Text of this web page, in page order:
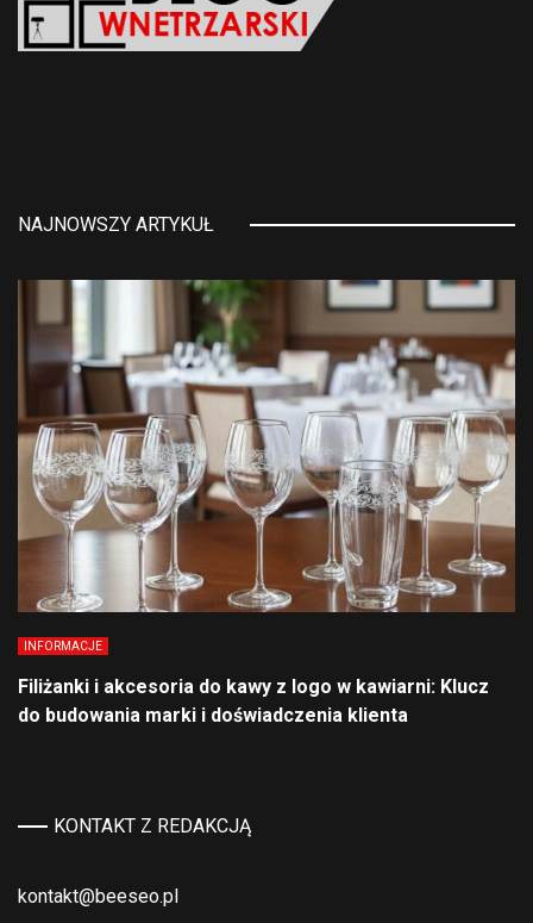
NAJNOWSZY ARTYKUŁ
INFORMACJE
Filiżanki i akcesoria do kawy z logo w kawiarni: Klucz
do budowania marki i doświadczenia klienta
KONTAKT Z REDAKCJĄ
kontakt@beeseo.pl